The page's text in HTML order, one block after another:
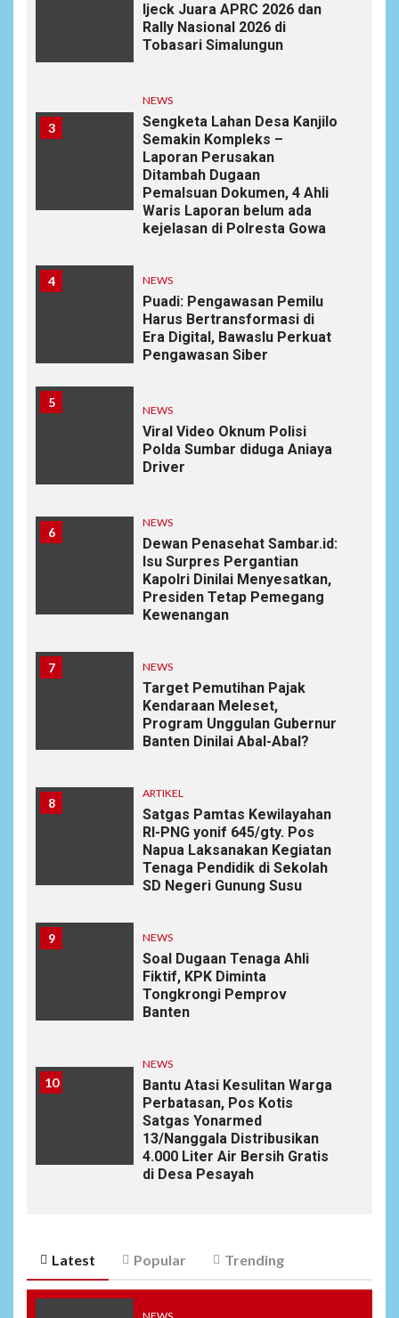
Ijeck Juara APRC 2026 dan
Rally Nasional 2026 di
Tobasari Simalungun
3
NEWS
Sengketa Lahan Desa Kanjilo
Semakin Kompleks –
Laporan Perusakan
Ditambah Dugaan
Pemalsuan Dokumen, 4 Ahli
Waris Laporan belum ada
kejelasan di Polresta Gowa
4 NEWS
Puadi: Pengawasan Pemilu
Harus Bertransformasi di
Era Digital, Bawaslu Perkuat
Pengawasan Siber
5
NEWS
Viral Video Oknum Polisi
Polda Sumbar diduga Aniaya
Driver
6
NEWS
Dewan Penasehat Sambar.id:
Isu Surpres Pergantian
Kapolri Dinilai Menyesatkan,
Presiden Tetap Pemegang
Kewenangan
7 NEWS
Target Pemutihan Pajak
Kendaraan Meleset,
Program Unggulan Gubernur
Banten Dinilai Abal-Abal?
8
ARTIKEL
Satgas Pamtas Kewilayahan
RI-PNG yonif 645/gty. Pos
Napua Laksanakan Kegiatan
Tenaga Pendidik di Sekolah
SD Negeri Gunung Susu
9 NEWS
Soal Dugaan Tenaga Ahli
Fiktif, KPK Diminta
Tongkrongi Pemprov
Banten
10
NEWS
Bantu Atasi Kesulitan Warga
Perbatasan, Pos Kotis
Satgas Yonarmed
13/Nanggala Distribusikan
4.000 Liter Air Bersih Gratis
di Desa Pesayah
Latest Popular Trending